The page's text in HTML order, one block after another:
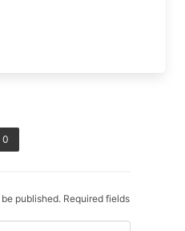
0
published. Required fields